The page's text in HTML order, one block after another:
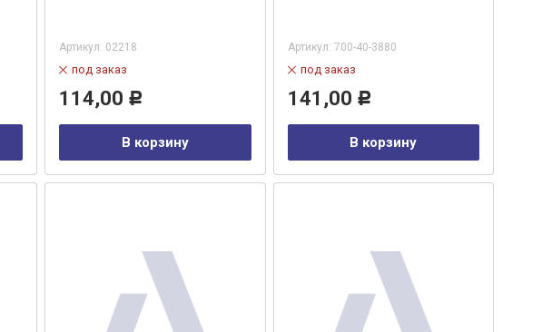
Артикул: 02218
под заказ
114,00 Р
В корзину
Артикул: 700-40-3880
под заказ
141,00 Р
В корзину